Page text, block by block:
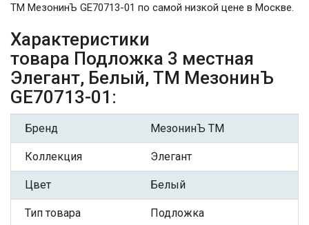
ТМ МезонинЪ GE70713-01 по самой низкой цене в Москве.
Характеристики
товара Подложка 3 местная
Элегант, Белый, ТМ МезонинЪ
GE70713-01:
Бренд МезонинЪ ТМ
Коллекция Элегант
Цвет Белый
Тип товара Подложка